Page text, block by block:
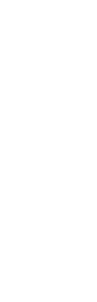
em